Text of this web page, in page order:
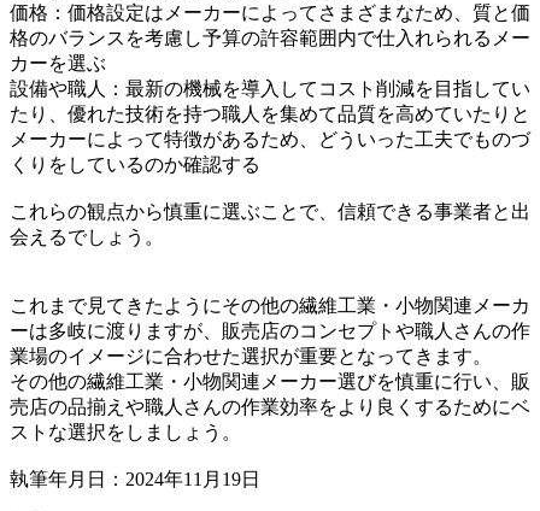
価格：価格設定はメーカーによってさまざまなため、質と価
格のバランスを考慮し予算の許容範囲内で仕入れられるメー
カーを選ぶ
設備や職人：最新の機械を導入してコスト削減を目指してい
たり、優れた技術を持つ職人を集めて品質を高めていたりと
メーカーによって特徴があるため、どういった工夫でものづ
くりをしているのか確認する
これらの観点から慎重に選ぶことで、信頼できる事業者と出
会えるでしょう。
これまで見てきたようにその他の繊維工業・小物関連メーカ
ーは多岐に渡りますが、販売店のコンセプトや職人さんの作
業場のイメージに合わせた選択が重要となってきます。
その他の繊維工業・小物関連メーカー選びを慎重に行い、販
売店の品揃えや職人さんの作業効率をより良くするためにベ
ストな選択をしましょう。
執筆年月日：2024年11月19日